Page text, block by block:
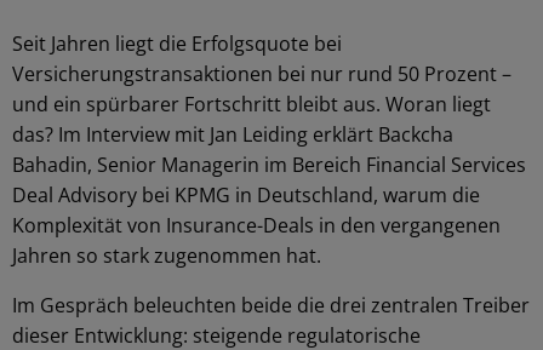
Seit Jahren liegt die Erfolgsquote bei
Versicherungstransaktionen bei nur rund 50 Prozent –
und ein spürbarer Fortschritt bleibt aus. Woran liegt
das? Im Interview mit Jan Leiding erklärt Backcha
Bahadin, Senior Managerin im Bereich Financial Services
Deal Advisory bei KPMG in Deutschland, warum die
Komplexität von Insurance-Deals in den vergangenen
Jahren so stark zugenommen hat.
Im Gespräch beleuchten beide die drei zentralen Treiber
dieser Entwicklung: steigende regulatorische